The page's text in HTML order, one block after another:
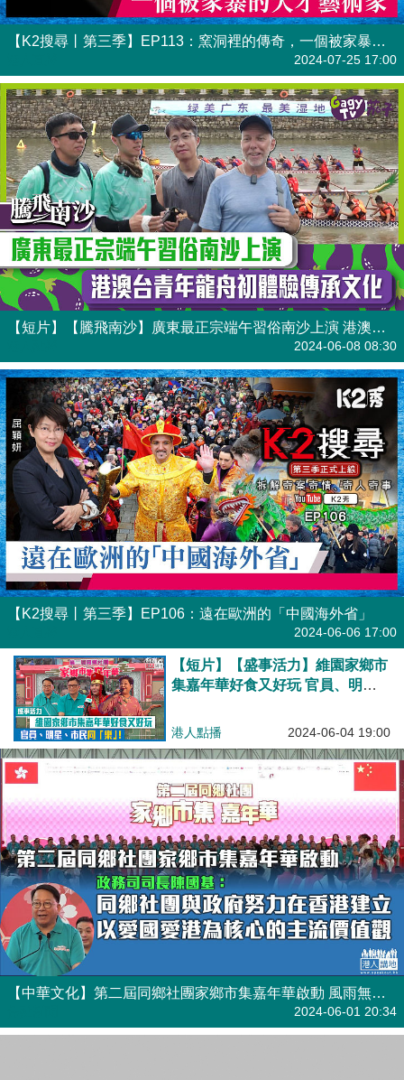
【K2搜尋丨第三季】EP113：窯洞裡的傳奇，一個被家暴的天才藝術家
2024-07-25 17:00
【短片】【騰飛南沙】廣東最正宗端午習俗南沙上演 港澳台青年龍舟初體驗傳承文化
2024-06-08 08:30
【K2搜尋丨第三季】EP106：遠在歐洲的「中國海外省」
2024-06-06 17:00
【短片】【盛事活力】維園家鄉市
集嘉年華好食又好玩 官員、明
港人點播 2024-06-04 19:00
【中華文化】第二屆同鄉社團家鄉市集嘉年華啟動 風雨無阻市民感受家鄉情懷
2024-06-01 20:34